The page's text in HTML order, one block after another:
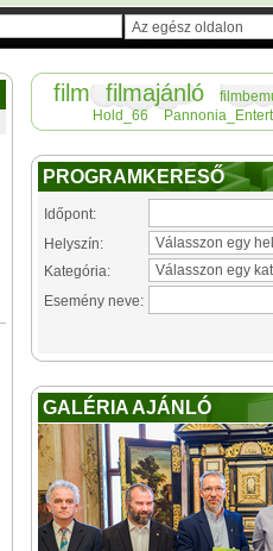
film filmajánló
Hold_66
PROGRAMKERESŐ
Időpont:
Helyszín:
Kategória:
Esemény neve:
GALÉRIA AJÁNLÓ